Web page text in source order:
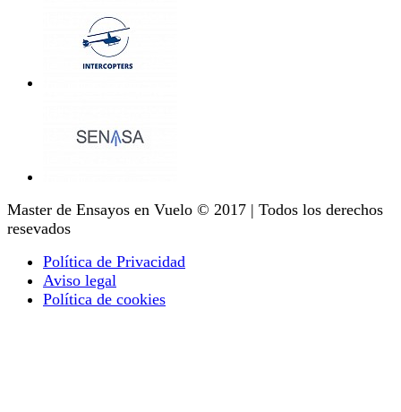
Master de Ensayos en Vuelo © 2017 | Todos los derechos
resevados
Política de Privacidad
Aviso legal
Política de cookies